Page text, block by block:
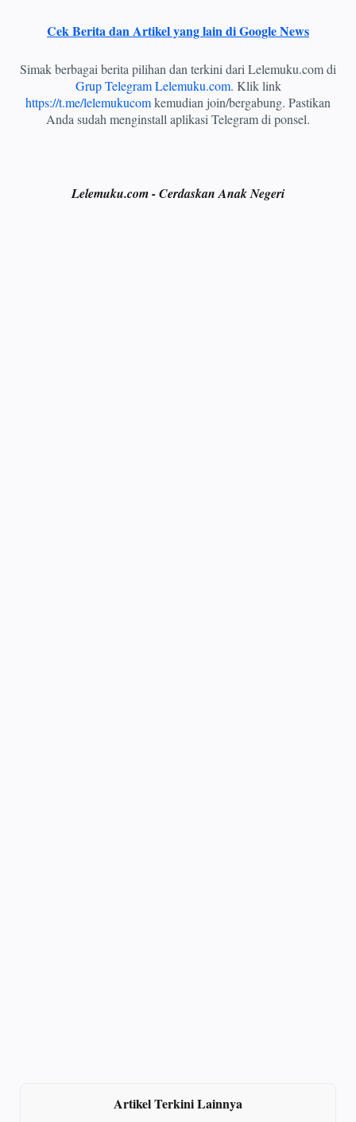
Cek Berita dan Artikel yang lain di Google News
Simak berbagai berita pilihan dan terkini dari Lelemuku.com di
Grup Telegram Lelemuku.com. Klik link
https://t.me/lelemukucomkemudian join/bergabung. Pastikan
Anda sudah menginstall aplikasi Telegram di ponsel.
Lelemuku.com - Cerdaskan Anak Negeri
Artikel Terkini Lainnya